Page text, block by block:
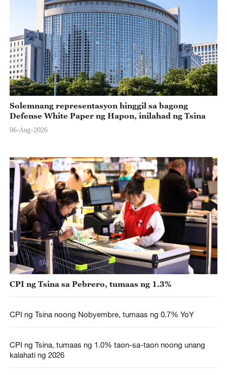
Solemnang representasyon hinggil sa bagong
Defense White Paper ng Hapon, inilahad ng Tsina
06-Aug-2026
CPI ng Tsina sa Pebrero, tumaas ng 1.3%
CPI ng Tsina noong Nobyembre, tumaas ng 0.7% YoY
CPI ng Tsina, tumaas ng 1.0% taon-sa-taon noong unang
kalahati ng 2026